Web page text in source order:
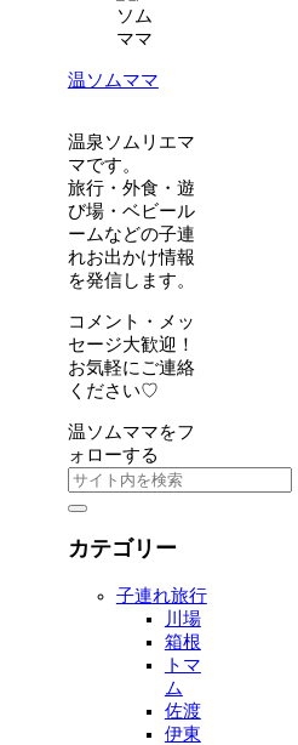
温ソムママ
温泉ソムリエマ
マです。
旅行・外食・遊
び場・ベビール
ームなどの子連
れお出かけ情報
を発信します。
コメント・メッ
セージ大歓迎！
お気軽にご連絡
ください♡
温ソムママをフ
ォローする
カテゴリー
子連れ旅行
川場
箱根
トマ
ム
佐渡
伊東